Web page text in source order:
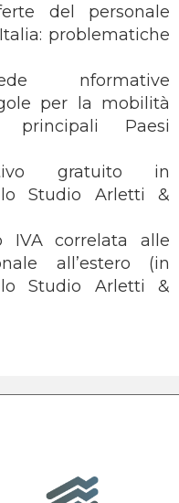
del personale
problematiche
nformative
per la mobilità
principali Paesi
gratuito in
Studio Arletti &
IVA correlata alle
all’estero (in
Studio Arletti &